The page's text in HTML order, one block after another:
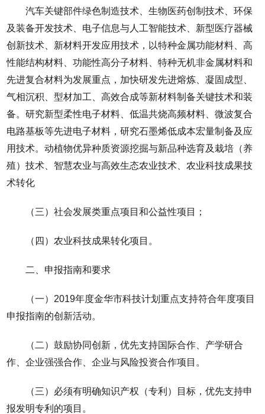
汽车关键部件绿色制造技术、生物医药创制技术、环保
及装备开发技术、电子信息与人工智能技术、新型医疗器械
创新技术、新材料开发应用技术，以特种金属功能材料、高
性能结构材料、功能性高分子材料、特种无机非金属材料和
先进复合材料为发展重点，加快研发先进熔炼、凝固成型、
气相沉积、型材加工、高效合成等新材料制备关键技术和装
备。研究新型柔性电子材料、低温共烧高频材料、微波复合
电路基板等先进电子材料，研究石墨烯低成本宏量制备及应
用技术。动植物优异种质资源挖掘与新品种选育及栽培（养
殖）技术、智慧农业与高效生态农业技术、农业科技成果技
术转化
（三）社会发展类重点项目和公益性项目；
（四）农业科技成果转化项目。
二、申报指南和要求
（一）2019年度金华市科技计划重点支持符合年度项目
申报指南的创新活动。
（二）鼓励协同创新，优先支持国际合作、产学研合
作、企业强强合作、企业与风险投资合作项目。
（三）必须有明确知识产权（专利）目标，优先支持申
报发明专利的项目。